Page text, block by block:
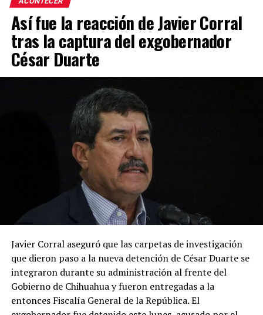
Así fue la reacción de Javier Corral
tras la captura del exgobernador
César Duarte
Javier Corral aseguró que las carpetas de investigación
que dieron paso a la nueva detención de César Duarte se
integraron durante su administración al frente del
Gobierno de Chihuahua y fueron entregadas a la
entonces Fiscalía General de la República. El